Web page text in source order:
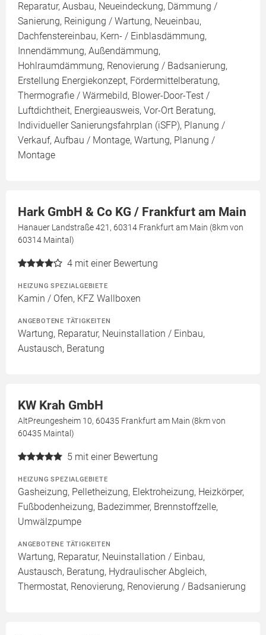
Reparatur, Ausbau, Neueindeckung, Dämmung /
Sanierung, Reinigung / Wartung, Neueinbau,
Dachfenstereinbau, Kern- / Einblasdämmung,
Innendämmung, Außendämmung,
Hohlraumdämmung, Renovierung / Badsanierung,
Erstellung Energiekonzept, Fördermittelberatung,
Thermografie / Wärmebild, Blower-Door-Test /
Luftdichtheit, Energieausweis, Vor-Ort Beratung,
Individueller Sanierungsfahrplan (iSFP), Planung /
Verkauf, Aufbau / Montage, Wartung, Planung /
Montage
Hark GmbH & Co KG / Frankfurt am Main
Hanauer Landstraße 421, 60314 Frankfurt am Main (8km von
60314 Maintal)
4 mit einer Bewertung
HEIZUNG SPEZIALGEBIETE
Kamin / Ofen, KFZ Wallboxen
ANGEBOTENE TÄTIGKEITEN
Wartung, Reparatur, Neuinstallation / Einbau,
Austausch, Beratung
KW Krah GmbH
AltPreungesheim 10, 60435 Frankfurt am Main (8km von
60435 Maintal)
5 mit einer Bewertung
HEIZUNG SPEZIALGEBIETE
Gasheizung, Pelletheizung, Elektroheizung, Heizkörper,
Fußbodenheizung, Badezimmer, Brennstoffzelle,
Umwälzpumpe
ANGEBOTENE TÄTIGKEITEN
Wartung, Reparatur, Neuinstallation / Einbau,
Austausch, Beratung, Hydraulischer Abgleich,
Thermostat, Renovierung, Renovierung / Badsanierung